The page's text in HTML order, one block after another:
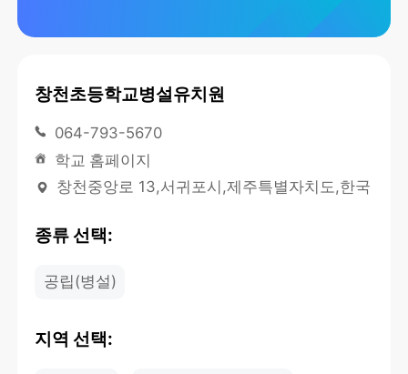
창천초등학교병설유치원
064-793-5670
학교 홈페이지
창천중앙로 13,서귀포시,제주특별자치도,한국
종류 선택:
공립(병설)
지역 선택: